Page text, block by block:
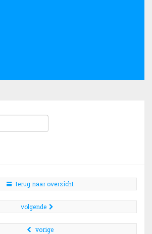
terug naar overzicht
volgende
vorige